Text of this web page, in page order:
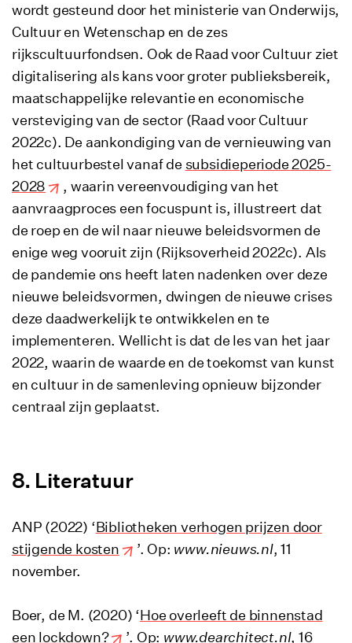
wordt gesteund door het ministerie van Onderwijs,
Cultuur en Wetenschap en de zes
rijkscultuurfondsen. Ook de Raad voor Cultuur ziet
digitalisering als kans voor groter publieksbereik,
maatschappelijke relevantie en economische
versteviging van de sector (Raad voor Cultuur
2022c). De aankondiging van de vernieuwing van
het cultuurbestel vanaf de subsidieperiode 2025-
2028
, waarin vereenvoudiging van het
aanvraagproces een focuspunt is, illustreert dat
de roep en de wil naar nieuwe beleidsvormen de
enige weg vooruit zijn (Rijksoverheid 2022c). Als
de pandemie ons heeft laten nadenken over deze
nieuwe beleidsvormen, dwingen de nieuwe crises
deze daadwerkelijk te ontwikkelen en te
implementeren. Wellicht is dat de les van het jaar
2022, waarin de waarde en de toekomst van kunst
en cultuur in de samenleving opnieuw bijzonder
centraal zijn geplaatst.
Literatuur
ANP (2022) ‘Bibliotheken verhogen prijzen door
stijgende kosten
’. Op: www.nieuws.nl, 11
november.
Boer, de M. (2020) ‘Hoe overleeft de binnenstad
een lockdown?
’. Op: www.dearchitect.nl, 16